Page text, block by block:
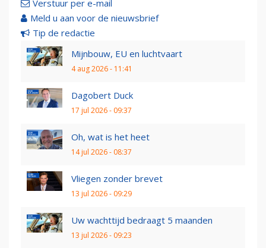
Verstuur per e-mail
Meld u aan voor de nieuwsbrief
Tip de redactie
Mijnbouw, EU en luchtvaart
4 aug 2026 - 11:41
Dagobert Duck
17 jul 2026 - 09:37
Oh, wat is het heet
14 jul 2026 - 08:37
Vliegen zonder brevet
13 jul 2026 - 09:29
Uw wachttijd bedraagt 5 maanden
13 jul 2026 - 09:23